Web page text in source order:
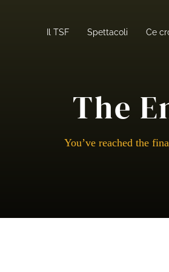
Il TSF Spettacoli Ce
The
You’ve reached the